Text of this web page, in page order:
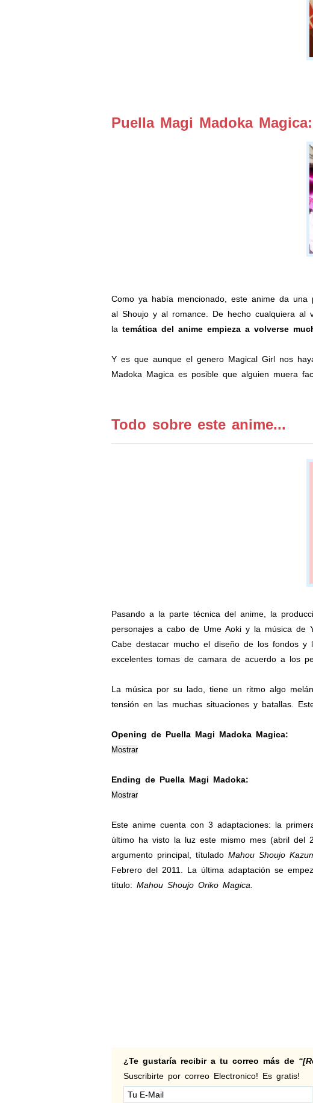
Puella Magi Madoka
Como ya había mencionado, este anime da
al Shoujo y al romance. De hecho cualquiera al
la temática del anime empieza a volverse
Y es que aunque el genero Magical Girl nos
Madoka Magica es posible que alguien muera
Todo sobre este anime...
Pasando a la parte técnica del anime, la
personajes a cabo de Ume Aoki y la música de
Cabe destacar mucho el diseño de los fondos y
excelentes tomas de camara de acuerdo a los
La música por su lado, tiene un ritmo algo
tensión en las muchas situaciones y batallas.
Opening de Puella Magi Madoka Magica:
Ending de Puella Magi Madoka:
Este anime cuenta con 3 adaptaciones: la
último ha visto la luz este mismo mes (abril del
argumento principal, títulado Mahou Shoujo
Febrero del 2011. La última adaptación se
título: Mahou Shoujo Oriko Magica.
¿Te gustaría recibir a tu correo más de
Suscribirte por correo Electronico! Es gratis!